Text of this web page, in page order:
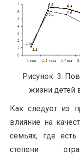
Рисунок 3.
жизни детей
Как следует из
влияние на
семьях, где
степени